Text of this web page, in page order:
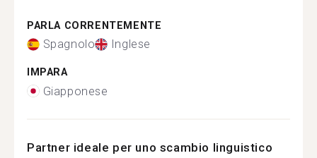
PARLA CORRENTEMENTE
Spagnolo Inglese
IMPARA
Giapponese
Partner ideale per uno scambio linguistico